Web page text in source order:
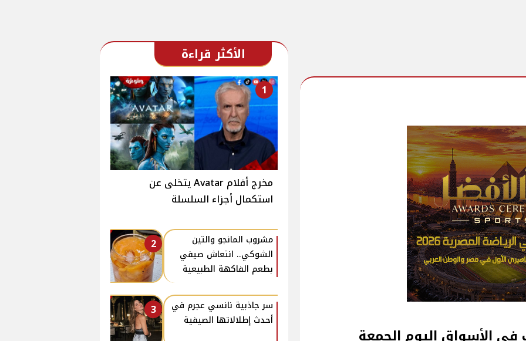
الأكثر قراءة
1
مخرج أفلام Avatar يتخلى عن
استكمال أجزاء السلسلة
2
مشروب المانجو والتين
الشوكي.. انتعاش صيفي
بطعم الفاكهة الطبيعية
3
سر جاذبية نانسي عجرم في
أحدث إطلالاتها الصيفية